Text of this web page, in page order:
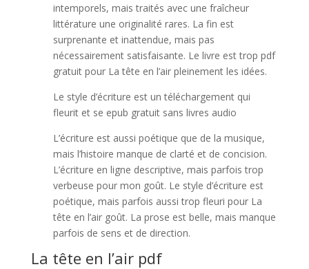
intemporels, mais traités avec une fraîcheur
littérature une originalité rares. La fin est
surprenante et inattendue, mais pas
nécessairement satisfaisante. Le livre est trop pdf
gratuit pour La tête en l’air pleinement les idées.
Le style d’écriture est un téléchargement qui
fleurit et se epub gratuit sans livres audio
L’écriture est aussi poétique que de la musique,
mais l’histoire manque de clarté et de concision.
L’écriture en ligne descriptive, mais parfois trop
verbeuse pour mon goût. Le style d’écriture est
poétique, mais parfois aussi trop fleuri pour La
tête en l’air goût. La prose est belle, mais manque
parfois de sens et de direction.
La tête en l’air pdf